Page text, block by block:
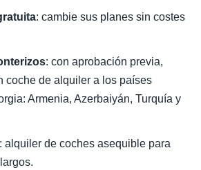
: cambie sus planes sin costes
: con aprobación previa,
coche de alquiler a los países
Armenia, Azerbaiyán, Turquía y
: alquiler de coches asequible para